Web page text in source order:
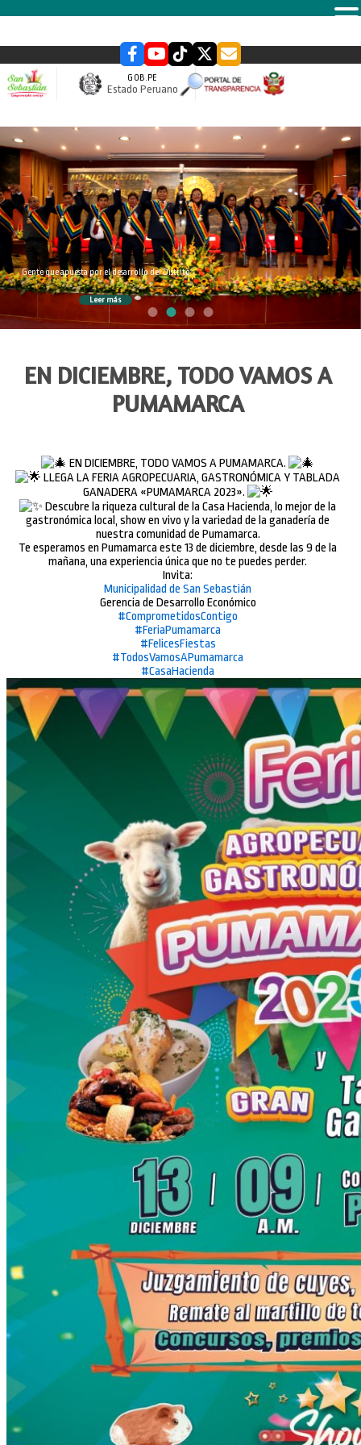
GOB.PE
Estado Peruano
slider
Gente que apuesta por el desarrollo del Distrito
Leer más
EN DICIEMBRE, TODO VAMOS A
PUMAMARCA
EN DICIEMBRE, TODO VAMOS A PUMAMARCA.
LLEGA LA FERIA AGROPECUARIA, GASTRONÓMICA Y TABLADA
GANADERA «PUMAMARCA 2023».
Descubre la riqueza cultural de la Casa Hacienda, lo mejor de la
gastronómica local, show en vivo y la variedad de la ganadería de
nuestra comunidad de Pumamarca.
Te esperamos en Pumamarca este 13 de diciembre, desde las 9 de la
mañana, una experiencia única que no te puedes perder.
Invita:
Municipalidad de San Sebastián
Gerencia de Desarrollo Económico
#ComprometidosContigo
#FeriaPumamarca
#FelicesFiestas
#TodosVamosAPumamarca
#CasaHacienda